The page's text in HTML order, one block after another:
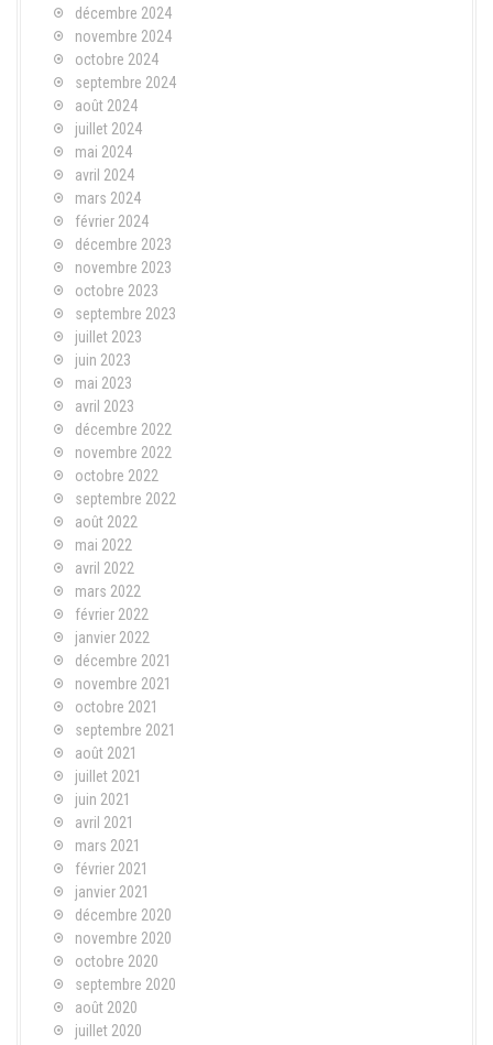
décembre 2024
novembre 2024
octobre 2024
septembre 2024
août 2024
juillet 2024
mai 2024
avril 2024
mars 2024
février 2024
décembre 2023
novembre 2023
octobre 2023
septembre 2023
juillet 2023
juin 2023
mai 2023
avril 2023
décembre 2022
novembre 2022
octobre 2022
septembre 2022
août 2022
mai 2022
avril 2022
mars 2022
février 2022
janvier 2022
décembre 2021
novembre 2021
octobre 2021
septembre 2021
août 2021
juillet 2021
juin 2021
avril 2021
mars 2021
février 2021
janvier 2021
décembre 2020
novembre 2020
octobre 2020
septembre 2020
août 2020
juillet 2020